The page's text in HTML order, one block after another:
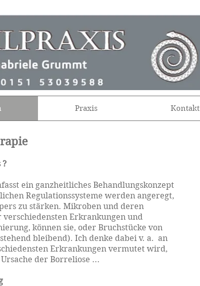
Praxis Kontakt
?
ein ganzheitliches Behandlungskonzept
Regulationssysteme werden angeregt,
zu stärken. Mikroben und deren
Erkrankungen und
können sie, oder Bruchstücke von
bleibend). Ich denke dabei v. a. an
Erkrankungen vermutet wird,
der Borreliose ...